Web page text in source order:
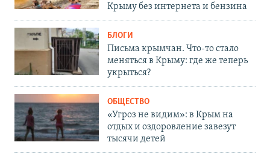
Крыму без интернета и бензина
БЛОГИ
Письма крымчан. Что-то стало
меняться в Крыму: где же теперь
укрыться?
ОБЩЕСТВО
«Угроз не видим»: в Крым на
отдых и оздоровление завезут
тысячи детей